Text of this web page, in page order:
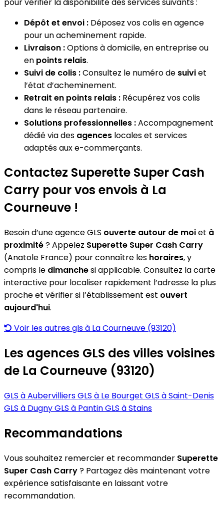
Dépôt et envoi : Déposez vos colis en agence
pour un acheminement rapide.
Livraison :Options à domicile, en entreprise ou
en points relais.
Suivi de colis :Consultez le numéro de suiviet
l’état d’acheminement.
Retrait en points relais : Récupérez vos colis
dans le réseau partenaire.
Solutions professionnelles :Accompagnement
dédié via des agences locales et services
adaptés aux e-commerçants.
Contactez Superette Super Cash
Carry pour vos envois à La
Courneuve !
Besoin d’une agence GLS ouverte autour de moiet à
proximité? Appelez Superette Super Cash Carry
(Anatole France) pour connaître les horaires, y
compris le dimanchesi applicable. Consultez la carte
interactive pour localiser rapidement l’adresse la plus
proche et vérifier si l’établissement est ouvert
aujourd'hui.
Voir les autres gls à La Courneuve (93120)
Les agences GLS des villes voisines
de La Courneuve (93120)
GLS à AubervilliersGLS à Le Bourget GLS à Saint-Denis
GLS à DugnyGLS à PantinGLS à Stains
Recommandations
Vous souhaitez remercier et recommander Superette
Super Cash Carry? Partagez dès maintenant votre
expérience satisfaisante en laissant votre
recommandation.